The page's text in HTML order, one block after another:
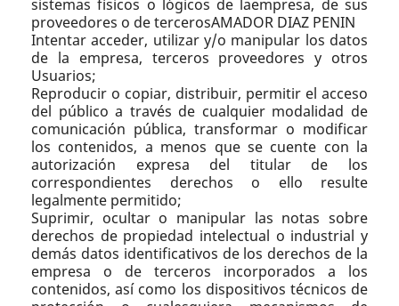
sistemas físicos o lógicos de laempresa, de sus
proveedores o de tercerosAMADOR DIAZ PENIN
Intentar acceder, utilizar y/o manipular los datos
de la empresa, terceros proveedores y otros
Usuarios;
Reproducir o copiar, distribuir, permitir el acceso
del público a través de cualquier modalidad de
comunicación pública, transformar o modificar
los contenidos, a menos que se cuente con la
autorización expresa del titular de los
correspondientes derechos o ello resulte
legalmente permitido;
Suprimir, ocultar o manipular las notas sobre
derechos de propiedad intelectual o industrial y
demás datos identificativos de los derechos de la
empresa o de terceros incorporados a los
contenidos, así como los dispositivos técnicos de